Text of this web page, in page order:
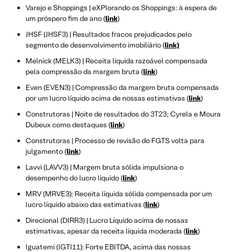
Varejo e Shoppings | eXPlorando os Shoppings: à espera de
um próspero fim de ano (link)
JHSF (JHSF3) | Resultados fracos prejudicados pelo
segmento de desenvolvimento imobiliário (link)
Melnick (MELK3) | Receita líquida razoável compensada
pela compressão da margem bruta (link)
Even (EVEN3) | Compressão da margem bruta compensada
por um lucro líquido acima de nossas estimativas (link)
Construtoras | Noite de resultados do 3T23; Cyrela e Moura
Dubeux como destaques (link)
Construtoras | Processo de revisão do FGTS volta para
julgamento (link)
Lavvi (LAVV3) | Margem bruta sólida impulsiona o
desempenho do lucro líquido (link)
MRV (MRVE3): Receita líquida sólida compensada por um
lucro líquido abaixo das estimativas (link)
Direcional (DIRR3) | Lucro Líquido acima de nossas
estimativas, apesar da receita líquida moderada (link)
Iguatemi (IGTI11): Forte EBITDA, acima das nossas